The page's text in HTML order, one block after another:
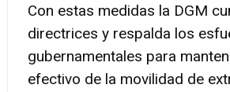
Con estas medidas la DGM
directrices y respalda los
gubernamentales para
efectivo de la movilidad de